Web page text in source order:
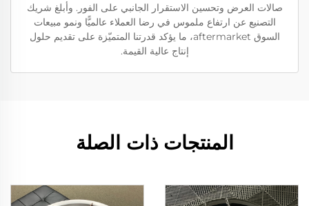
صالات العرض وتحسين الاستقرار الجانبي على الفور. وأبلغ شريك
التصنيع عن ارتفاع ملموس في رضا العملاء عالميًّا ونمو مبيعات
السوق aftermarket، ما يؤكد قدرتنا المتميّزة على تقديم حلول
إنتاج عالية القيمة.
المنتجات ذات الصلة